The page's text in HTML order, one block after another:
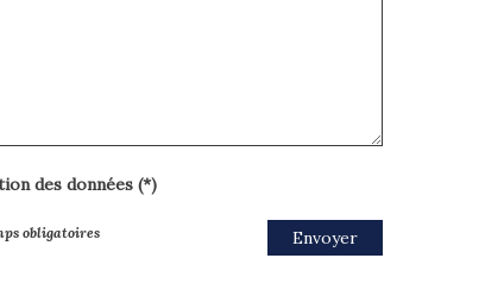
des données (*)
Envoyer
obligatoires